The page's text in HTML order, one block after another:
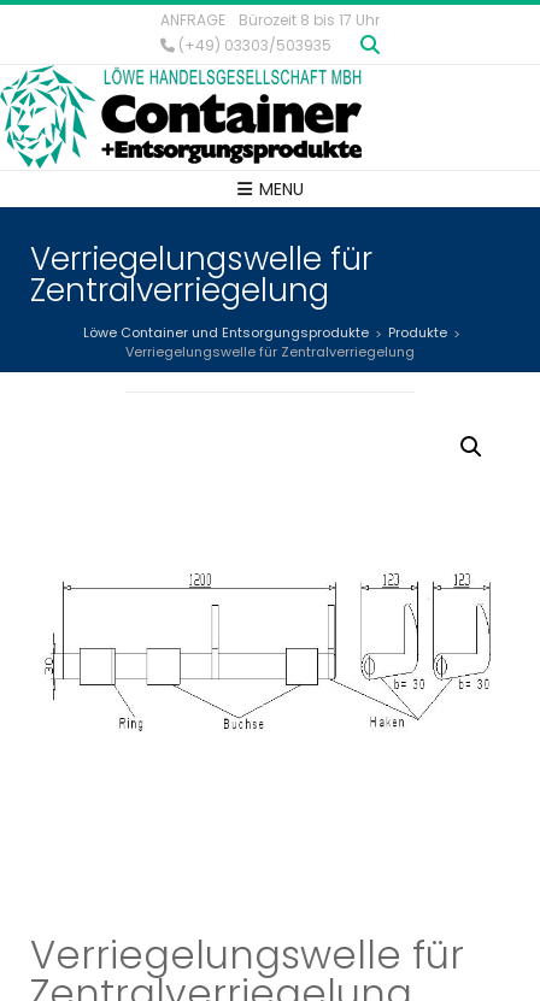
ANFRAGE
Bürozeit 8 bis 17 Uhr
(+49) 03303/503935
MENU
Verriegelungswelle für
Zentralverriegelung
Löwe Container und Entsorgungsprodukte > Produkte >
Verriegelungswelle für Zentralverriegelung
Verriegelungswelle für